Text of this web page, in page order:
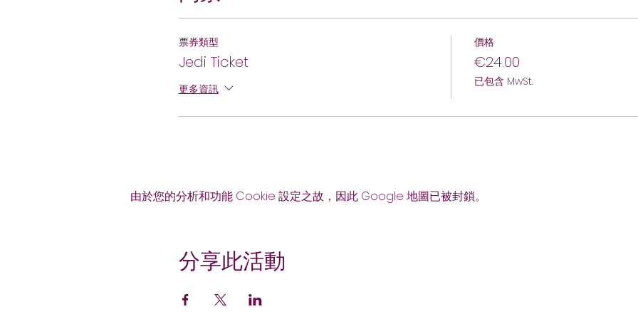
票券類型
Jedi Ticket
更多資訊
價格
€24.00
已包含 MwSt.
由於您的分析和功能 Cookie 設定之故，因此 Google 地圖已被封鎖。
分享此活動